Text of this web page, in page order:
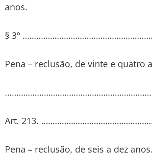
anos.
§ 3º
Pena – reclusão, de vinte e quatro
Art. 213.
Pena – reclusão, de seis a dez anos.